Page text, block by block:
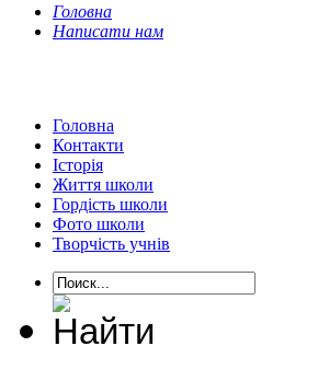
Головна
Написати нам
Головна
Контакти
Історія
Життя школи
Гордість школи
Фото школи
Творчість учнів